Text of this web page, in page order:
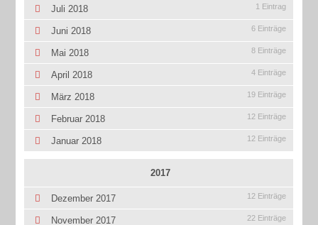
Juli 2018 1 Eintrag
Juni 2018 6 Einträge
Mai 2018 8 Einträge
April 2018 4 Einträge
März 2018 19 Einträge
Februar 2018 12 Einträge
Januar 2018 12 Einträge
2017
Dezember 2017 12 Einträge
November 2017 22 Einträge